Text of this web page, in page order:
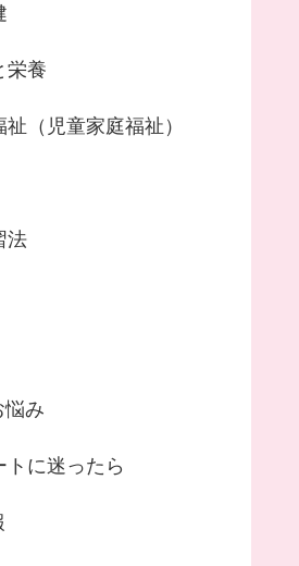
栄養
（児童家庭福祉）
法
悩み
に迷ったら